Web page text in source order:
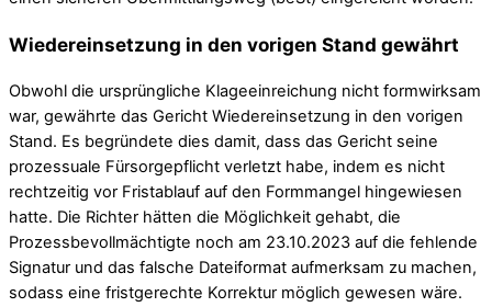
Wiedereinsetzung in den vorigen Stand gewährt
Obwohl die ursprüngliche Klageeinreichung nicht formwirksam
war, gewährte das Gericht Wiedereinsetzung in den vorigen
Stand. Es begründete dies damit, dass das Gericht seine
prozessuale Fürsorgepflicht verletzt habe, indem es nicht
rechtzeitig vor Fristablauf auf den Formmangel hingewiesen
hatte. Die Richter hätten die Möglichkeit gehabt, die
Prozessbevollmächtigte noch am 23.10.2023 auf die fehlende
Signatur und das falsche Dateiformat aufmerksam zu machen,
sodass eine fristgerechte Korrektur möglich gewesen wäre.